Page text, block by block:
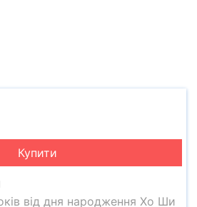
Купити
від дня народження Хо Ши